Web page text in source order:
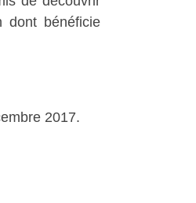
dont bénéficie
2017.